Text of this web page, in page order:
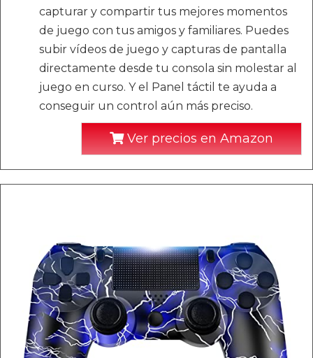
capturar y compartir tus mejores momentos
de juego con tus amigos y familiares. Puedes
subir vídeos de juego y capturas de pantalla
directamente desde tu consola sin molestar al
juego en curso. Y el Panel táctil te ayuda a
conseguir un control aún más preciso.
Ver precios en Amazon